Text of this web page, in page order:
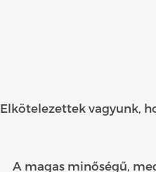
Elkötelezettek vagyunk,
A magas minőségű,